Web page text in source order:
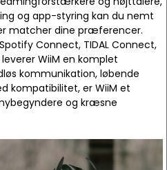
og app-styring kan du nemt
matcher dine præferencer.
Connect, TIDAL Connect,
WiiM en komplet
kommunikation, løbende
kompatibilitet, er WiiM et
og kræsne